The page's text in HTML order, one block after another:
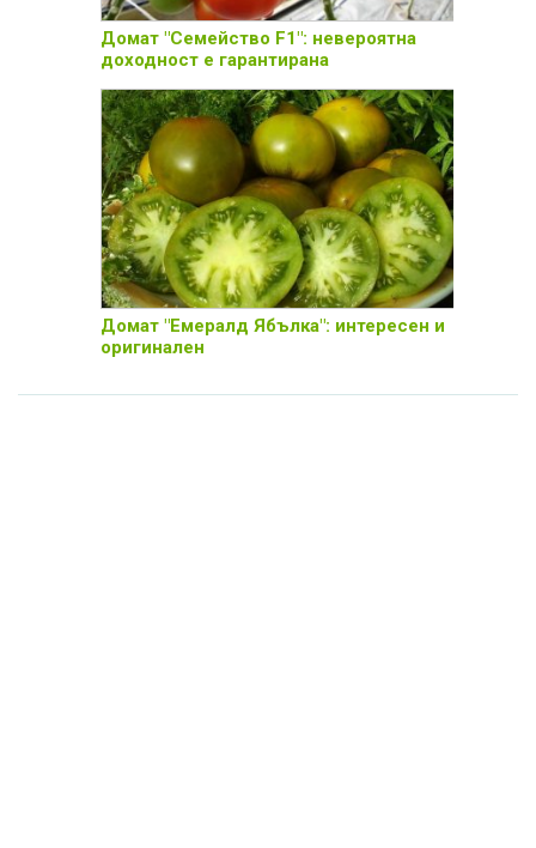
Домат "Семейство F1": невероятна
доходност е гарантирана
Домат "Емералд Ябълка": интересен и
оригинален